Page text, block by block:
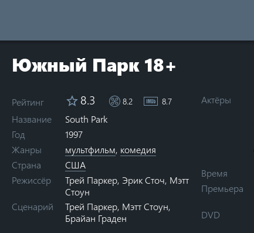
Южный Парк 18+
Рейтинг 8.3 8.2 8.7
Название
South Park
Год
1997
Жанры
мультфильм, комедия
Страна
США
Режиссёр
Трей Паркер, Эрик Сточ, Мэтт
Стоун
Сценарий
Трей Паркер, Мэтт Стоун,
Брайан Граден
Актёры
Время
Премьера
DVD